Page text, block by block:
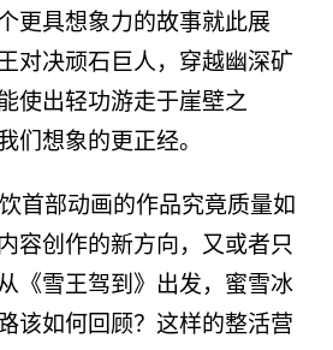
更具想象力的故事就此展
对决顽石巨人，穿越幽深矿
使出轻功游走于崖壁之
想象的更正经。
首部动画的作品究竟质量如
容创作的新方向，又或者只
《雪王驾到》出发，蜜雪冰
该如何回顾？这样的整活营